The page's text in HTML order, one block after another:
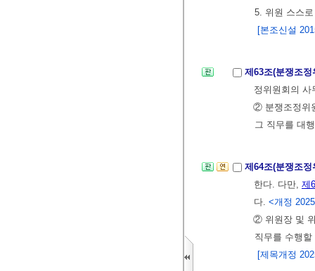
5. 위원 스스
[본조신설
제63조(분쟁조
정위원회의 사
② 분쟁조정위
그 직무를 대
제64조(분쟁조
한다. 다만, 제
다. <개정
② 위원장 및
직무를 수행
[제목개정